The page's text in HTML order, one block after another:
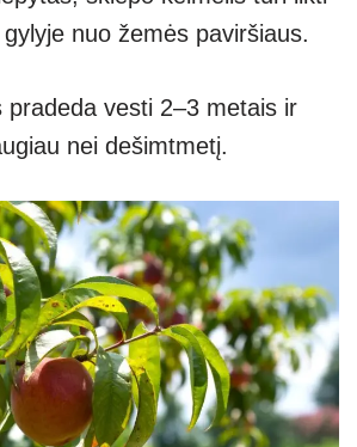
nuo žemės paviršiaus.
pradeda vesti 2–3 metais ir
nei dešimtmetį.